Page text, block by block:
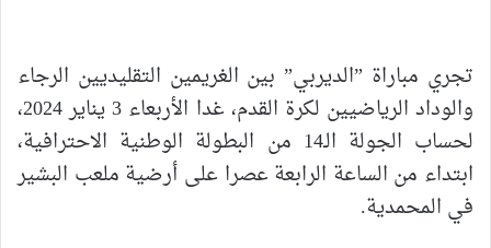
تجري مباراة ”الديربي” بين الغريمين التقليديين الرجاء
والوداد الرياضيين لكرة القدم، غدا الأربعاء 3 يناير 2024،
لحساب الجولة الـ14 من البطولة الوطنية الاحترافية،
ابتداء من الساعة الرابعة عصرا على أرضية ملعب البشير
في المحمدية.